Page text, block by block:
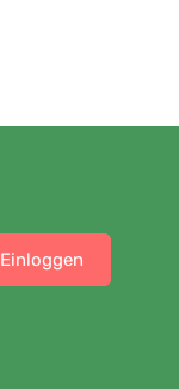
Einloggen